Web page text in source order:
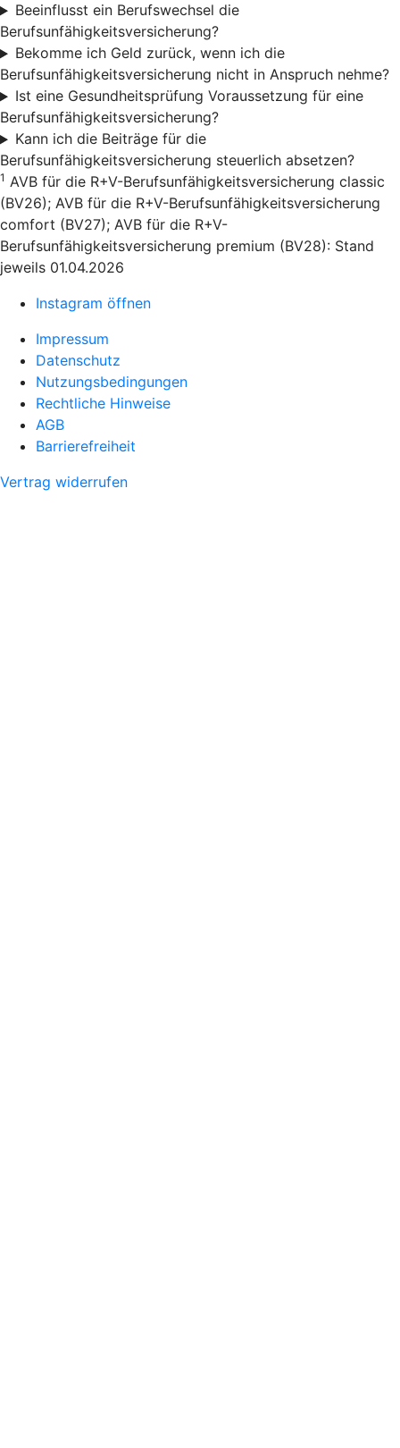
Beeinflusst ein Berufswechsel die
Berufsunfähigkeitsversicherung?
Bekomme ich Geld zurück, wenn ich die
Berufsunfähigkeitsversicherung nicht in Anspruch nehme?
Ist eine Gesundheitsprüfung Voraussetzung für eine
Berufsunfähigkeitsversicherung?
Kann ich die Beiträge für die
Berufsunfähigkeitsversicherung steuerlich absetzen?
1 AVB für die R+V-Berufsunfähigkeitsversicherung classic
(BV26); AVB für die R+V-Berufsunfähigkeitsversicherung
comfort (BV27); AVB für die R+V-
Berufsunfähigkeitsversicherung premium (BV28): Stand
jeweils 01.04.2026
Instagram öffnen
Impressum
Datenschutz
Nutzungsbedingungen
Rechtliche Hinweise
AGB
Barrierefreiheit
Vertrag widerrufen